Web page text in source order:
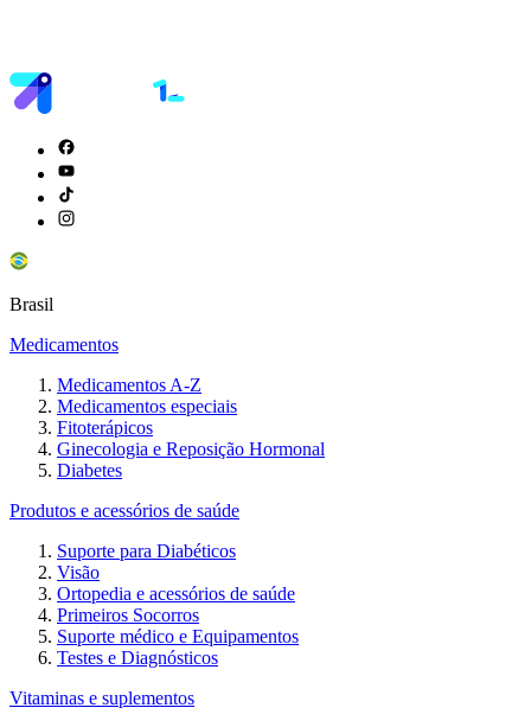
Brasil
Medicamentos
Medicamentos A-Z
Medicamentos especiais
Fitoterápicos
Ginecologia e Reposição Hormonal
Diabetes
Produtos e acessórios de saúde
Suporte para Diabéticos
Visão
Ortopedia e acessórios de saúde
Primeiros Socorros
Suporte médico e Equipamentos
Testes e Diagnósticos
Vitaminas e suplementos